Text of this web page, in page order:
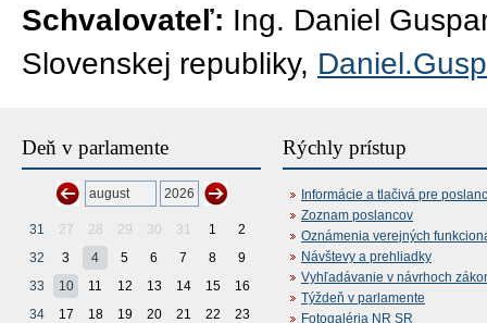
Schvalovateľ: Ing. Daniel
Slovenskej republiky,
Deň v parlamente
31 27 28 29 30 31 1
2
32
3 4 5 6 7 8
9
33
10 11 12 13 14 15
16
34
17 18 19 20 21 22
23
Rýchly prístup
Informácie a tlačivá pre
Zoznam poslancov
Oznámenia verejných
Návštevy a prehliadky
Vyhľadávanie v návrhoch
Týždeň v parlamente
Fotogaléria NR SR